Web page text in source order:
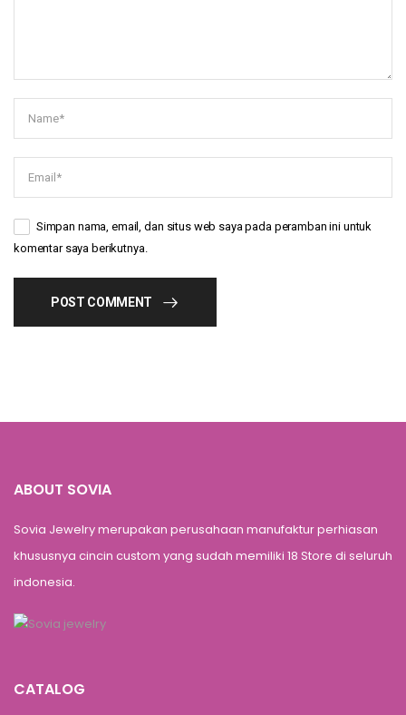
Simpan nama, email, dan situs web saya pada peramban ini untuk
komentar saya berikutnya.
POST COMMENT
ABOUT SOVIA
Sovia Jewelry merupakan perusahaan manufaktur perhiasan
khususnya cincin custom yang sudah memiliki 18 Store di seluruh
indonesia.
CATALOG